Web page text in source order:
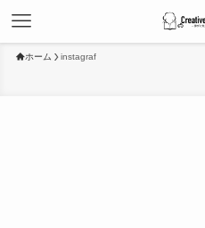
ホーム instagraf